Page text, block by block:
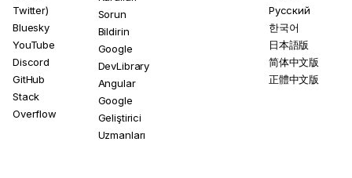
Twitter)
Bluesky
YouTube
Discord
GitHub
Stack
Overflow
Sorun
Bildirin
Google
DevLibrary
Angular
Google
Geliştirici
Uzmanları
Русский
한국어
日本語版
简体中文版
正體中文版